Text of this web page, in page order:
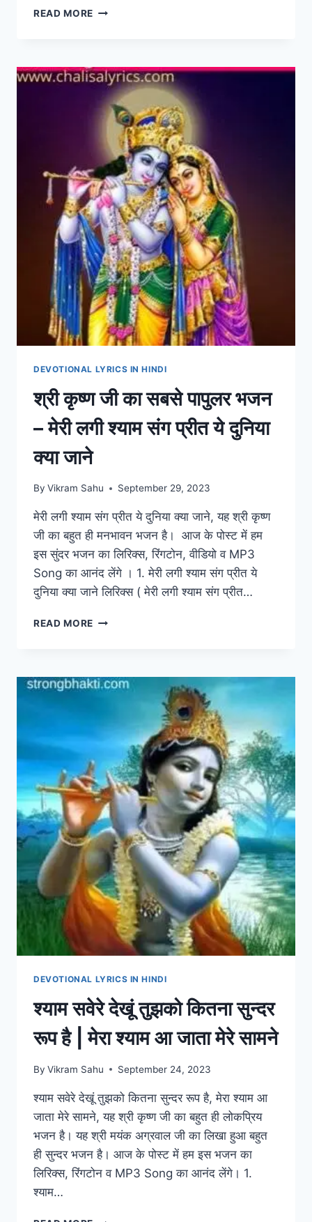
READ MORE कैसा
श्याम
तेरी
उंगली
कृष्ण
भजन
का
लिरिक्स
व
वीडियो
DEVOTIONAL LYRICS IN HINDI
श्री कृष्ण जी का सबसे पापुलर भजन
– मेरी लगी श्याम संग प्रीत ये दुनिया
क्या जाने
By Vikram Sahu September 29, 2023
मेरी लगी श्याम संग प्रीत ये दुनिया क्या जाने, यह श्री कृष्ण
जी का बहुत ही मनभावन भजन है। आज के पोस्ट में हम
इस सुंदर भजन का लिरिक्स, रिंगटोन, वीडियो व MP3
Song का आनंद लेंगे । 1. मेरी लगी श्याम संग प्रीत ये
दुनिया क्या जाने लिरिक्स ( मेरी लगी श्याम संग प्रीत…
READ MORE श्री
सबसे
पापुलर
मेरी
श्याम
संग
प्रीत
ये
दुनिया
क्या
जाने
DEVOTIONAL LYRICS IN HINDI
श्याम सवेरे देखूं तुझको कितना सुन्दर
रूप है | मेरा श्याम आ जाता मेरे सामने
By Vikram Sahu September 24, 2023
श्याम सवेरे देखूं तुझको कितना सुन्दर रूप है, मेरा श्याम आ
जाता मेरे सामने, यह श्री कृष्ण जी का बहुत ही लोकप्रिय
भजन है। यह श्री मयंक अग्रवाल जी का लिखा हुआ बहुत
ही सुन्दर भजन है। आज के पोस्ट में हम इस भजन का
लिरिक्स, रिंगटोन व MP3 Song का आनंद लेंगे। 1.
श्याम…